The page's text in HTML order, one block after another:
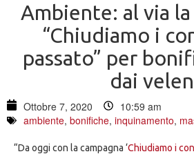
Ambiente: al via la
“Chiudiamo i
passato” per
dai
Ottobre 7, 2020
10:59 am
ambiente, bonifiche, inquinamento,
“Da oggi con la campagna ‘Chiudiamo i